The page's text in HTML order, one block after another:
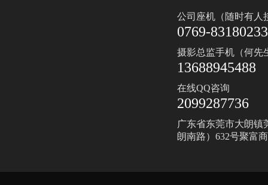
公司座机（随时有人
0769-83180233
摄影总监手机（何先
13688945488
在线QQ咨询
2099287736
广东省东莞市大朗镇
朗南路）632号聚富